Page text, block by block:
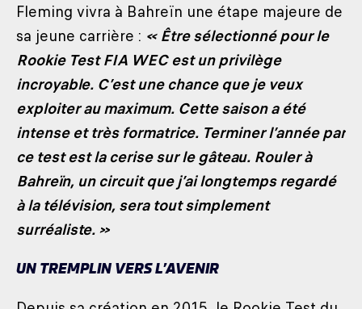
Fleming vivra à Bahreïn une étape majeure de
sa jeune carrière : « Être sélectionné pour le
Rookie Test FIA WEC est un privilège
incroyable. C’est une chance que je veux
exploiter au maximum. Cette saison a été
intense et très formatrice. Terminer l’année par
ce test est la cerise sur le gâteau. Rouler à
Bahreïn, un circuit que j’ai longtemps regardé
à la télévision, sera tout simplement
surréaliste. »
UN TREMPLIN VERS L’AVENIR